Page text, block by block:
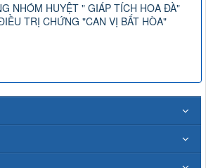
NHÓM HUYỆT " GIÁP TÍCH HOA ĐÀ"
TRỊ CHỨNG "CAN VỊ BẤT HÒA"